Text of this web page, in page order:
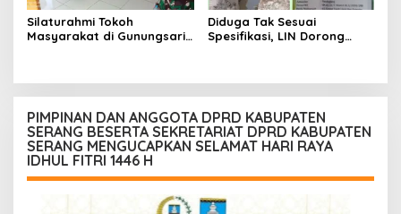
Silaturahmi Tokoh
Masyarakat di Gunungsari,
Diduga Tak Sesuai
Spesifikasi, LIN Dorong
PIMPINAN DAN ANGGOTA DPRD KABUPATEN
SERANG BESERTA SEKRETARIAT DPRD KABUPATEN
SERANG MENGUCAPKAN SELAMAT HARI RAYA
IDHUL FITRI 1446 H